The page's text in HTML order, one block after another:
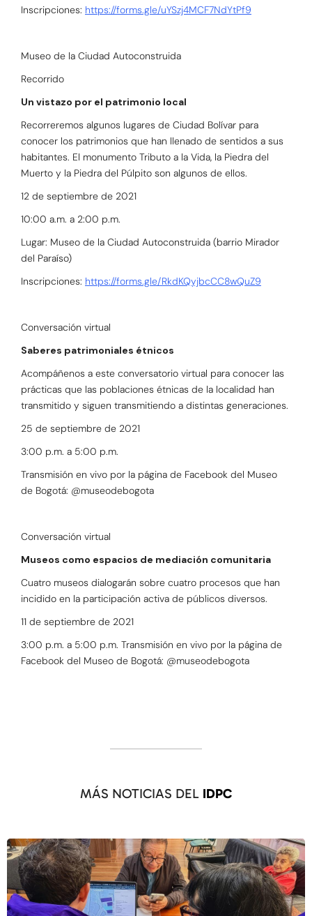
Inscripciones: https://forms.gle/uYSzj4MCF7NdYtPf9
Museo de la Ciudad Autoconstruida
Recorrido
Un vistazo por el patrimonio local
Recorreremos algunos lugares de Ciudad Bolívar para
conocer los patrimonios que han llenado de sentidos a sus
habitantes. El monumento Tributo a la Vida, la Piedra del
Muerto y la Piedra del Púlpito son algunos de ellos.
12 de septiembre de 2021
10:00 a.m. a 2:00 p.m.
Lugar: Museo de la Ciudad Autoconstruida (barrio Mirador
del Paraíso)
Inscripciones: https://forms.gle/RkdKQyjbcCC8wQuZ9
Conversación virtual
Saberes patrimoniales étnicos
Acompáñenos a este conversatorio virtual para conocer las
prácticas que las poblaciones étnicas de la localidad han
transmitido y siguen transmitiendo a distintas generaciones.
25 de septiembre de 2021
3:00 p.m. a 5:00 p.m.
Transmisión en vivo por la página de Facebook del Museo
de Bogotá: @museodebogota
Conversación virtual
Museos como espacios de mediación comunitaria
Cuatro museos dialogarán sobre cuatro procesos que han
incidido en la participación activa de públicos diversos.
11 de septiembre de 2021
3:00 p.m. a 5:00 p.m. Transmisión en vivo por la página de
Facebook del Museo de Bogotá: @museodebogota
MÁS NOTICIAS DEL IDPC